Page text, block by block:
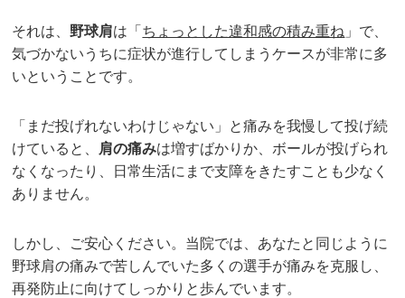
それは、 野球肩は「 ちょっとした違和感の積み重ね 」で、
気づかないうちに症状が進行してしまうケースが非常に多
いということです。
「まだ投げれないわけじゃない」と痛みを我慢して投げ続
けていると、 肩の痛みは増すばかりか、ボールが投げられ
なくなったり、日常生活にまで支障をきたすことも少なく
ありません。
しかし、ご安心ください。当院では、あなたと同じように
野球肩の痛みで苦しんでいた多くの選手が痛みを克服し、
再発防止に向けてしっかりと歩んでいます。